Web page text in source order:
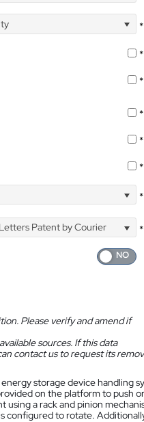
*
*
*
*
*
*
*
Patent by Courier
*
Please verify and amend if
sources. If this data
contact us to request its
storage device
on the platform to push
a rack and pinion
configured to rotate.